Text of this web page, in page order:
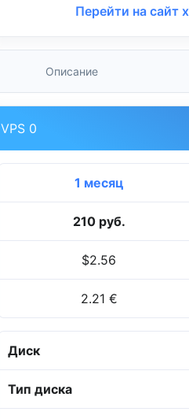
Перейти на сайт
Описание
VPS 0
1 месяц
210 руб.
$2.56
2.21 €
Диск
Тип диска